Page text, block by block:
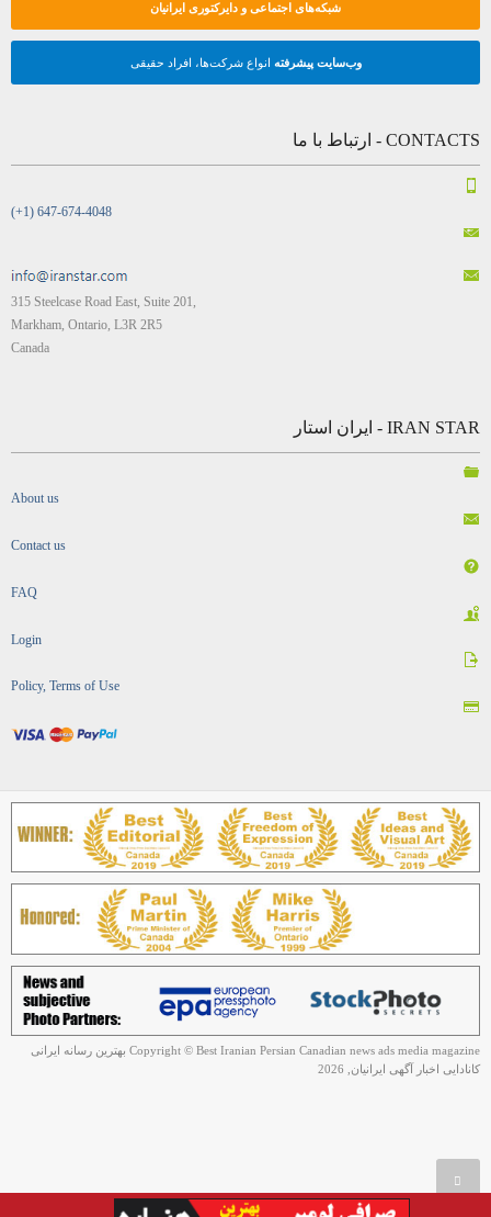
شبکه‌های اجتماعی و دایرکتوری ایرانیان
وب‌سایت پیشرفته انواع شرکت‌ها، افراد حقیقی
CONTACTS - ارتباط با ما
(+1) 647-674-4048
315 Steelcase Road East, Suite 201,
Markham, Ontario, L3R 2R5
Canada
IRAN STAR - ایران استار
About us
Contact us
FAQ
Login
Policy, Terms of Use
Copyright © Best Iranian Persian Canadian news ads media magazine بهترین رسانه ایرانی
کانادایی اخبار آگهی ایرانیان, 2026